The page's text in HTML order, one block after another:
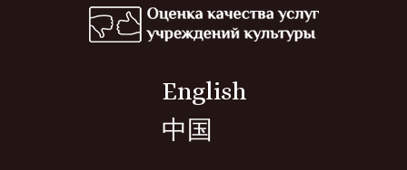
English
中国